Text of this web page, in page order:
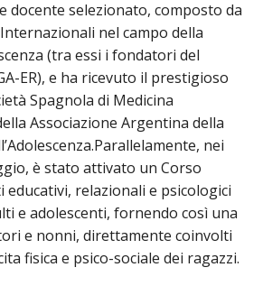
docente selezionato, composto da
nel campo della
(tra essi i fondatori del
ER), e ha ricevuto il prestigioso
Spagnola di Medicina
Associazione Argentina della
nei
è stato attivato un Corso
educativi, relazionali e psicologici
e adolescenti, fornendo così una
e nonni, direttamente coinvolti
fisica e psico-sociale dei ragazzi.